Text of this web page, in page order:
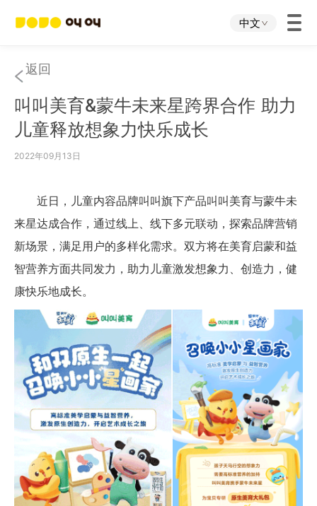
中文
首页
叫叫App
叫叫IP
关于我们
下载中心
投资者关系
返回
叫叫美育&蒙牛未来星跨界合作 助力
儿童释放想象力快乐成长
2022年09月13日
近日，儿童内容品牌叫叫旗下产品叫叫美育与蒙牛未
来星达成合作，通过线上、线下多元联动，探索品牌营销
新场景，满足用户的多样化需求。双方将在美育启蒙和益
智营养方面共同发力，助力儿童激发想象力、创造力，健
康快乐地成长。